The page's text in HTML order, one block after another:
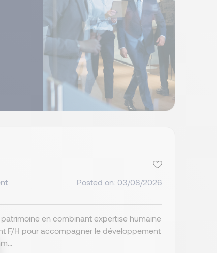
Posted on: 03/08/2026
en combinant expertise humaine
F/H pour accompagner le développement